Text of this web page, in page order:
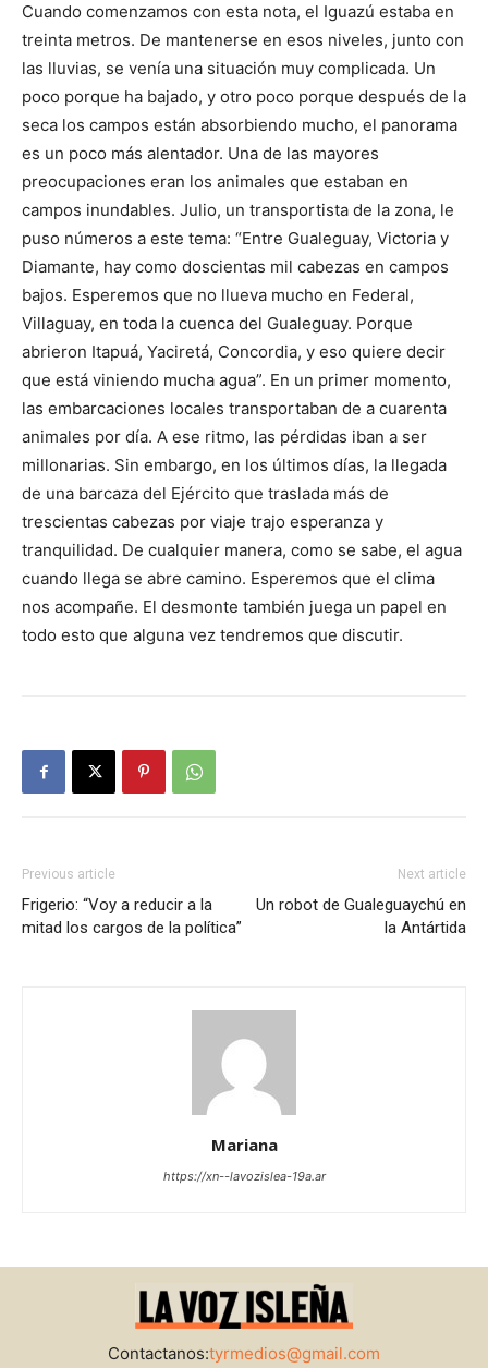
Cuando comenzamos con esta nota, el Iguazú estaba en
treinta metros. De mantenerse en esos niveles, junto con
las lluvias, se venía una situación muy complicada. Un
poco porque ha bajado, y otro poco porque después de la
seca los campos están absorbiendo mucho, el panorama
es un poco más alentador. Una de las mayores
preocupaciones eran los animales que estaban en
campos inundables. Julio, un transportista de la zona, le
puso números a este tema: “Entre Gualeguay, Victoria y
Diamante, hay como doscientas mil cabezas en campos
bajos. Esperemos que no llueva mucho en Federal,
Villaguay, en toda la cuenca del Gualeguay. Porque
abrieron Itapuá, Yaciretá, Concordia, y eso quiere decir
que está viniendo mucha agua”. En un primer momento,
las embarcaciones locales transportaban de a cuarenta
animales por día. A ese ritmo, las pérdidas iban a ser
millonarias. Sin embargo, en los últimos días, la llegada
de una barcaza del Ejército que traslada más de
trescientas cabezas por viaje trajo esperanza y
tranquilidad. De cualquier manera, como se sabe, el agua
cuando llega se abre camino. Esperemos que el clima
nos acompañe. El desmonte también juega un papel en
todo esto que alguna vez tendremos que discutir.
Previous article
Frigerio: “Voy a reducir a la
mitad los cargos de la política”
Next article
Un robot de Gualeguaychú en
la Antártida
Mariana
https://xn--lavozislea-19a.ar
Contactanos:tyrmedios@gmail.com